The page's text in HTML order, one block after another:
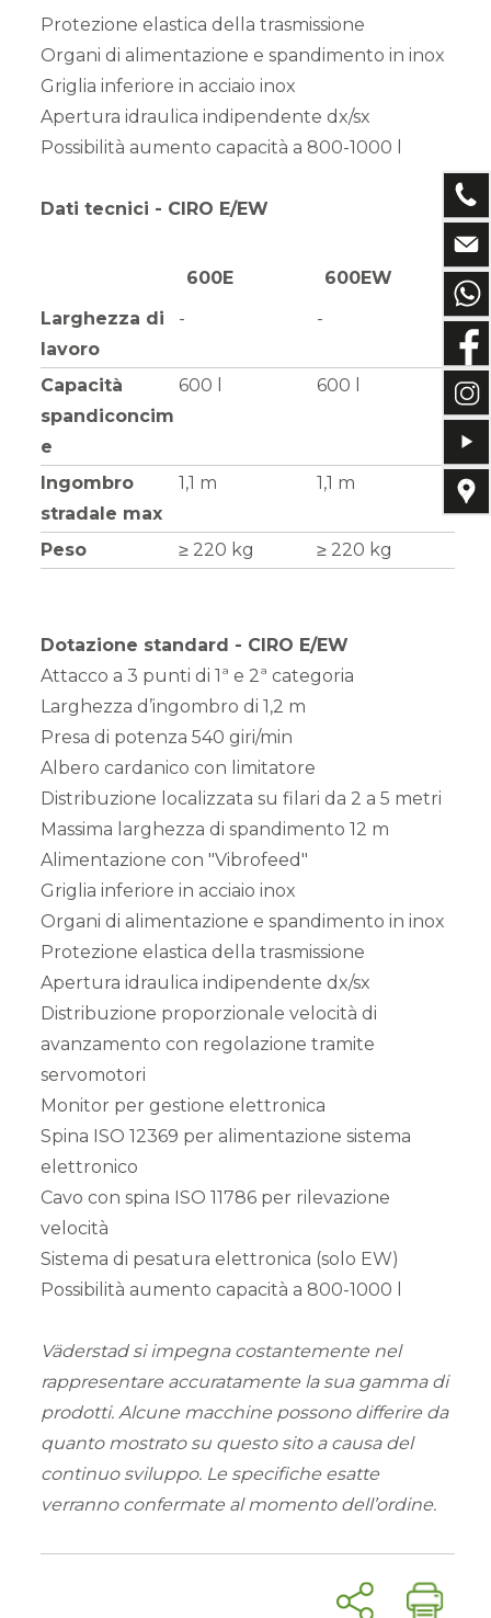
Protezione elastica della trasmissione
Organi di alimentazione e spandimento in inox
Griglia inferiore in acciaio inox
Apertura idraulica indipendente dx/sx
Possibilità aumento capacità a 800-1000 l
Dati tecnici - CIRO E/EW
600E
600EW
Larghezza di
lavoro
- -
Capacità
spandiconcim
e
600 l 600 l
Ingombro
stradale max
1,1 m 1,1 m
Peso ≥ 220 kg ≥ 220 kg
Dotazione standard - CIRO E/EW
Attacco a 3 punti di 1ª e 2ª categoria
Larghezza d’ingombro di 1,2 m
Presa di potenza 540 giri/min
Albero cardanico con limitatore
Distribuzione localizzata su filari da 2 a 5 metri
Massima larghezza di spandimento 12 m
Alimentazione con "Vibrofeed"
Griglia inferiore in acciaio inox
Organi di alimentazione e spandimento in inox
Protezione elastica della trasmissione
Apertura idraulica indipendente dx/sx
Distribuzione proporzionale velocità di
avanzamento con regolazione tramite
servomotori
Monitor per gestione elettronica
Spina ISO 12369 per alimentazione sistema
elettronico
Cavo con spina ISO 11786 per rilevazione
velocità
Sistema di pesatura elettronica (solo EW)
Possibilità aumento capacità a 800-1000 l
Väderstad si impegna costantemente nel
rappresentare accuratamente la sua gamma di
prodotti. Alcune macchine possono differire da
quanto mostrato su questo sito a causa del
continuo sviluppo. Le specifiche esatte
verranno confermate al momento dell’ordine.